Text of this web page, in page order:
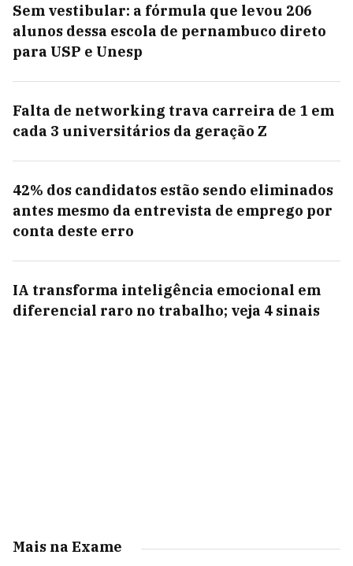
Sem vestibular: a fórmula que levou 206
alunos dessa escola de pernambuco direto
para USP e Unesp
Falta de networking trava carreira de 1 em
cada 3 universitários da geração Z
42% dos candidatos estão sendo eliminados
antes mesmo da entrevista de emprego por
conta deste erro
IA transforma inteligência emocional em
diferencial raro no trabalho; veja 4 sinais
Mais na Exame